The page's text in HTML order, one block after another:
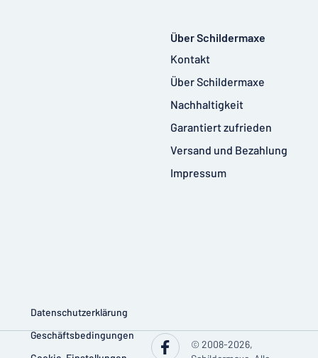
Über Schildermaxe
Kontakt
Über Schildermaxe
Nachhaltigkeit
Garantiert zufrieden
Versand und Bezahlung
Impressum
Datenschutzerklärung
Geschäftsbedingungen
© 2008-2026,